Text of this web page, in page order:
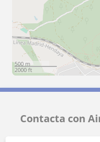
500 m
2000 ft
Contacta con